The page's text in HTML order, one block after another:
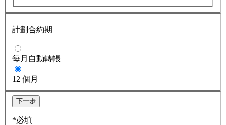
計劃合約期
每月自動轉帳
12 個月
下一步
*必填